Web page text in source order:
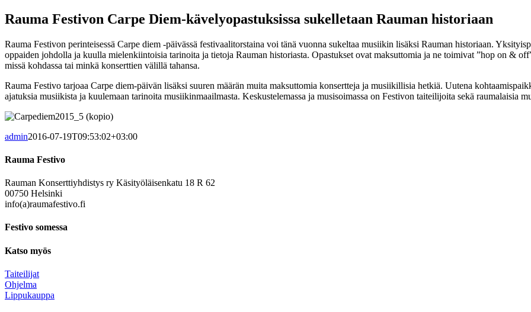
Rauma Festivon Carpe Diem-kävelyopastuksissa sukelletaan Rauman historiaan
Rauma Festivon perinteisessä Carpe diem -päivässä festivaalitorstaina voi tänä vuonna sukeltaa musiikin lisäksi Rauman historiaan.
oppaiden johdolla ja kuulla mielenkiintoisia tarinoita ja tietoja Rauman historiasta. Opastukset ovat maksuttomia ja ne toimivat ”hop on &
missä kohdassa tai minkä konserttien välillä tahansa.
Rauma Festivo tarjoaa Carpe diem-päivän lisäksi suuren määrän muita maksuttomia konsertteja ja musiikillisia hetkiä. Uutena
ajatuksia musiikista ja kuulemaan tarinoita musiikinmaailmasta. Keskustelemassa ja musisoimassa on Festivon taiteilijoita sekä raumalaisia
admin2016-07-19T09:53:02+03:00
Rauma Festivo
Rauman Konserttiyhdistys ry Käsityöläisenkatu 18 R 62
00750 Helsinki
info(a)raumafestivo.fi
Festivo somessa
Katso myös
Taiteilijat
Ohjelma
Lippukauppa